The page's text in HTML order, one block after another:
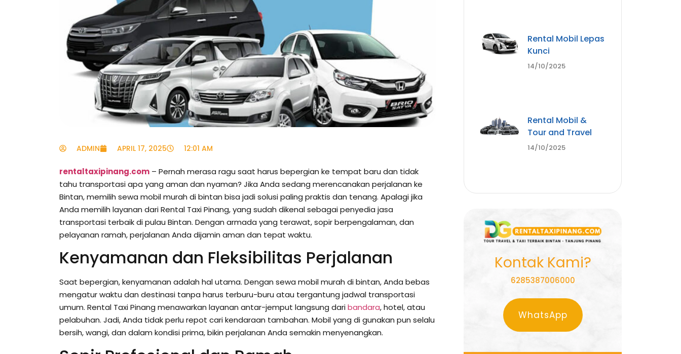
ADMIN APRIL 17, 2025 12:01 AM
rentaltaxipinang.com – Pernah merasa ragu saat harus bepergian ke tempat baru dan tidak
tahu transportasi apa yang aman dan nyaman? Jika Anda sedang merencanakan perjalanan ke
Bintan, memilih sewa mobil murah di bintan bisa jadi solusi paling praktis dan tenang. Apalagi jika
Anda memilih layanan dari Rental Taxi Pinang, yang sudah dikenal sebagai penyedia jasa
transportasi terbaik di pulau Bintan. Dengan armada yang terawat, sopir berpengalaman, dan
pelayanan ramah, perjalanan Anda dijamin aman dan tepat waktu.
Kenyamanan dan Fleksibilitas Perjalanan
Saat bepergian, kenyamanan adalah hal utama. Dengan sewa mobil murah di bintan, Anda bebas
mengatur waktu dan destinasi tanpa harus terburu-buru atau tergantung jadwal transportasi
umum. Rental Taxi Pinang menawarkan layanan antar-jemput langsung daribandara, hotel, atau
pelabuhan. Jadi, Anda tidak perlu repot cari kendaraan tambahan. Mobil yang di gunakan pun selalu
bersih, wangi, dan dalam kondisi prima, bikin perjalanan Anda semakin menyenangkan.
Rental Mobil Lepas
Kunci
14/10/2025
Rental Mobil &
Tour and Travel
14/10/2025
Kontak Kami?
6285387006000
WhatsApp